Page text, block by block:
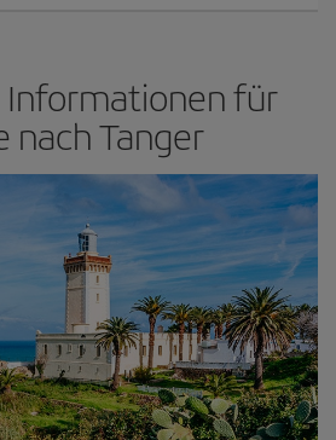
für
nach Tanger